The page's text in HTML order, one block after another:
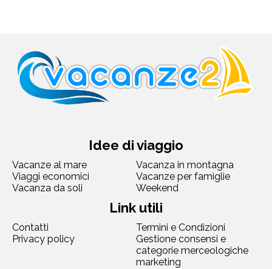
Idee di viaggio
Vacanze al mare
Vacanza in montagna
Viaggi economici
Vacanze per famiglie
Vacanza da soli
Weekend
Link utili
Contatti
Termini e Condizioni
Privacy policy
Gestione consensi e
categorie merceologiche
marketing